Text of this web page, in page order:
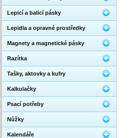
Lepicí a balicí pásky
Lepidla a opravné prostředky
Magnety a magnetické pásky
Razítka
Tašky, aktovky a kufry
Kalkulačky
Psací potřeby
Nůžky
Kalendáře